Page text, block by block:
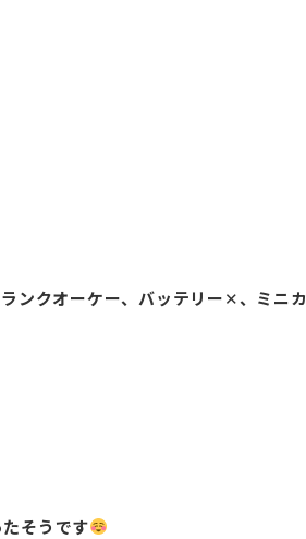
ンクオーケー、バッテリー✕、ミニカ
そうです